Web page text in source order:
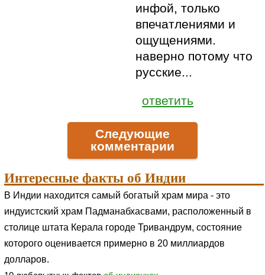
инфой, только
впечатлениями и
ощущениями.
наверно потому что
русские...
ответить
Следующие
комментарии
Интересные факты об Индии
В Индии находится самый богатый храм мира - это
индуистский храм Падманабхасвами, расположенный в
столице штата Керала городе Тривандрум, состояние
которого оценивается примерно в 20 миллиардов
долларов.